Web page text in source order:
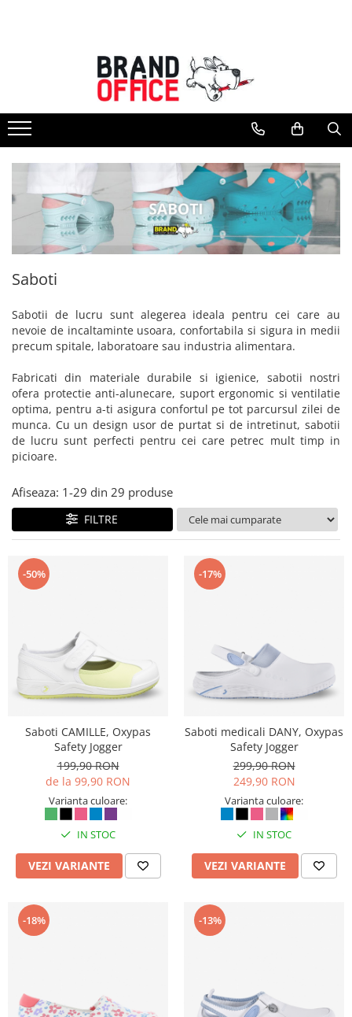
Unitate Protejata - PRODUCTIE
Hartie copiator si produse
tipografice
Produse consumabile din hartie
Detergenti si dezinfectanti
Formulare tipizate
Saci menajeri (Unitate Protejata)
Agende, calendare si organizatoare
Organizatoare business
Birotica si papetarie
Hartie si articole din hartie
Bibliorafturi, caiete mecanice,
separatoare
Capsatoare, capse si perforatoare
Caiete si blocnotesuri
Dosare, folii protectie si mape
Etichetare si ambalare
Arhivare si depozitare
Instrumente de scris
Pixuri de plastic
Pixuri metalice
Seturi de scris Premium
Instrumente de scris eco
Creioane mecanice si grafit
Finelinere
Textmarkere
Markere diverse
Carioci si creioane colorate
Rezerve instrumente scris
Tavite documente si suporturi
Ascutitori, radiere, agrafe
Foarfece pentru birou
Curatenie si igiena
Produse Antibacteriene
Maturi, mopuri si galeti
Saboti
Sabotii de lucru sunt alegerea ideala pentru cei care au
nevoie de incaltaminte usoara, confortabila si sigura in medii
precum spitale, laboratoare sau industria alimentara.
Fabricati din materiale durabile si igienice, sabotii nostri
ofera protectie anti-alunecare, suport ergonomic si ventilatie
optima, pentru a-ti asigura confortul pe tot parcursul zilei de
munca. Cu un design usor de purtat si de intretinut, sabotii
de lucru sunt perfecti pentru cei care petrec mult timp in
picioare.
Afiseaza: 1-29 din 29 produse
FILTRE
-50%
Saboti CAMILLE, Oxypas
Safety Jogger
199,90 RON
de la 99,90 RON
Varianta culoare:
IN STOC
VEZI VARIANTE
-17%
Saboti medicali DANY, Oxypas
Safety Jogger
299,90 RON
249,90 RON
Varianta culoare:
IN STOC
VEZI VARIANTE
-18% -13%